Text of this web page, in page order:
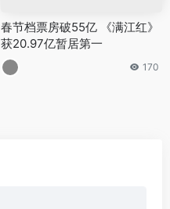
春节档票房破55亿 《满江红》
获20.97亿暂居第一
170